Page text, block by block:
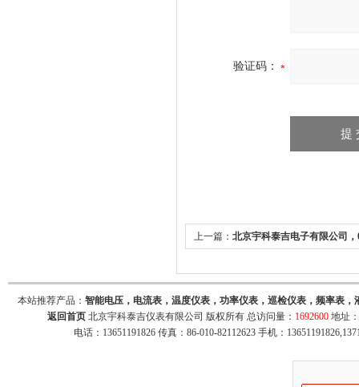
验证码：
上一篇： 北京宇科泰吉电子有限公司，
本站推荐产品： 智能电压，电流表，温度仪表，功率仪表，巡检仪表，频率表
返回首页 北京宇科泰吉仪表有限公司 版权所有 总访问量： 1692600 地址
电话：13651191826 传真：86-010-82112623 手机：